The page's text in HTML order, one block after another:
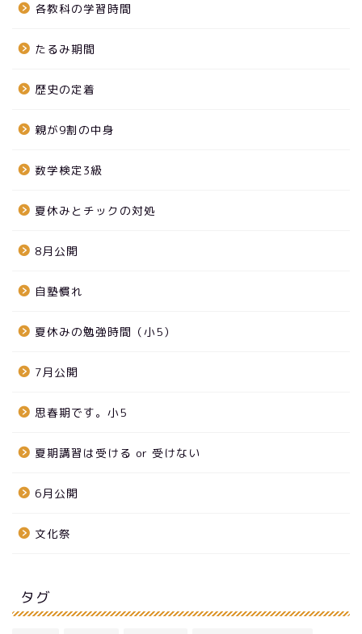
各教科の学習時間
たるみ期間
歴史の定着
親が9割の中身
数学検定3級
夏休みとチックの対処
8月公開
自塾慣れ
夏休みの勉強時間（小5）
7月公開
思春期です。小5
夏期講習は受ける or 受けない
6月公開
文化祭
タグ